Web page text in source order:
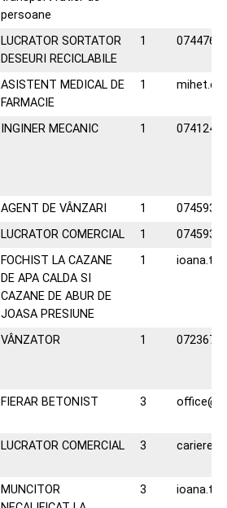
persoane
LUCRATOR SORTATOR
DESEURI RECICLABILE
1
ASISTENT MEDICAL DE
FARMACIE
1
INGINER MECANIC 1
AGENT DE VÂNZARI 1
LUCRATOR COMERCIAL 1
FOCHIST LA CAZANE
DE APA CALDA SI
CAZANE DE ABUR DE
JOASA PRESIUNE
1
VÂNZATOR 1
FIERAR BETONIST 3
LUCRATOR COMERCIAL 3
MUNCITOR
3